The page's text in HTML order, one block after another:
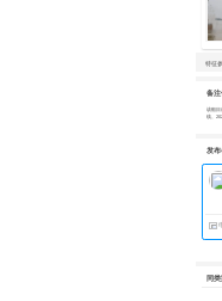
特征
备注
该船目
线。
发布
同类